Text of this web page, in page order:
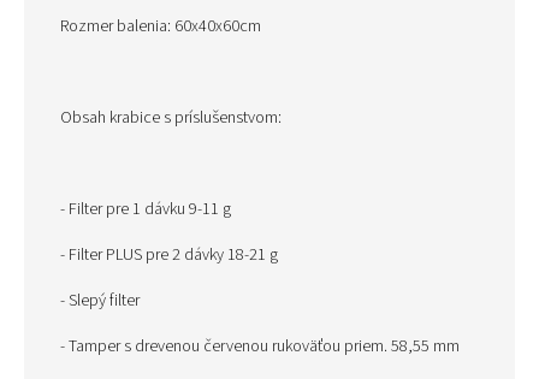
Rozmer balenia: 60x40x60cm
Obsah krabice s príslušenstvom:
- Filter pre 1 dávku 9-11 g
- Filter PLUS pre 2 dávky 18-21 g
- Slepý filter
- Tamper s drevenou červenou rukoväťou priem. 58,55 mm